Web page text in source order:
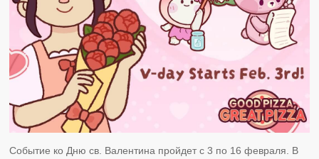
Событие ко Дню св. Валентина пройдет с 3 по 16 февраля. В